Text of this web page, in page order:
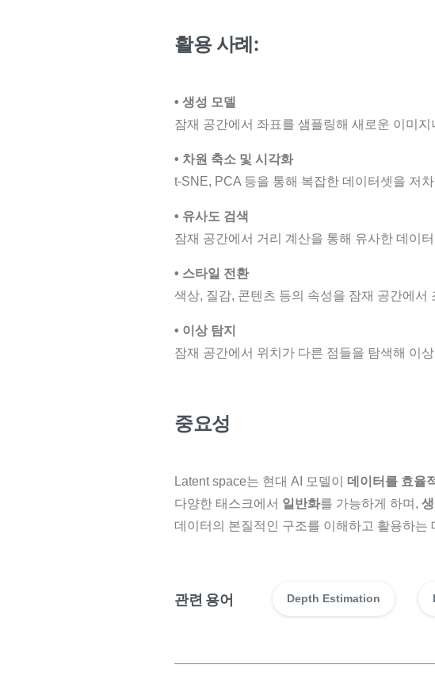
활용 사례:
• 생성 모델
잠재 공간에서 좌표를 샘플링해 새로운 이미지
• 차원 축소 및 시각화
t-SNE, PCA 등을 통해 복잡한 데이터셋을 저
• 유사도 검색
잠재 공간에서 거리 계산을 통해 유사한 데이
• 스타일 전환
색상, 질감, 콘텐츠 등의 속성을 잠재 공간에서
• 이상 탐지
잠재 공간에서 위치가 다른 점들을 탐색해 이
중요성
Latent space는 현대 AI 모델이 데이터를 효율
다양한 태스크에서 일반화를 가능하게 하며,
데이터의 본질적인 구조를 이해하고 활용하는
관련 용어 Depth Estimation